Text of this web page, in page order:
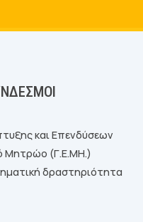
και Επενδύσεων
Μητρώο (Γ.Ε.ΜΗ.)
δραστηριότητα